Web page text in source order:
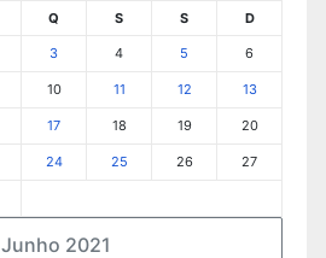
Junho 2021
Q S S D
3 4 5 6
10 11 12 13
17 18 19 20
24 25 26 27